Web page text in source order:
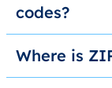
codes?
Where is